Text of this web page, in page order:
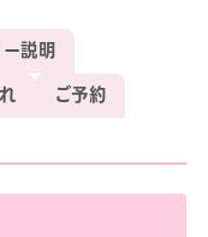
説明
ご予約